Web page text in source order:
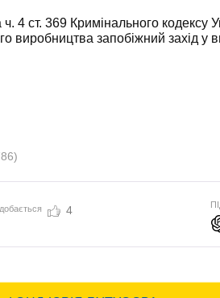
4 ст. 369 Кримінального кодексу
виробництва запобіжний захід у
4